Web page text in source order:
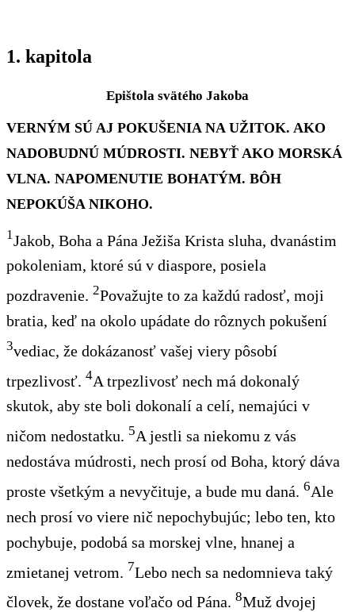
1. kapitola
Epištola svätého Jakoba
VERNÝM SÚ AJ POKUŠENIA NA UŽITOK. AKO
NADOBUDNÚ MÚDROSTI. NEBYŤ AKO MORSKÁ
VLNA. NAPOMENUTIE BOHATÝM. BÔH
NEPOKÚŠA NIKOHO.
1Jakob, Boha a Pána Ježiša Krista sluha, dvanástim
pokoleniam, ktoré sú v diaspore, posiela
pozdravenie. 2Považujte to za každú radosť, moji
bratia, keď na okolo upádate do rôznych pokušení
3vediac, že dokázanosť vašej viery pôsobí
trpezlivosť. 4A trpezlivosť nech má dokonalý
skutok, aby ste boli dokonalí a celí, nemajúci v
ničom nedostatku. 5A jestli sa niekomu z vás
nedostáva múdrosti, nech prosí od Boha, ktorý dáva
proste všetkým a nevyčituje, a bude mu daná. 6Ale
nech prosí vo viere nič nepochybujúc; lebo ten, kto
pochybuje, podobá sa morskej vlne, hnanej a
zmietanej vetrom. 7Lebo nech sa nedomnieva taký
človek, že dostane voľačo od Pána. 8Muž dvojej